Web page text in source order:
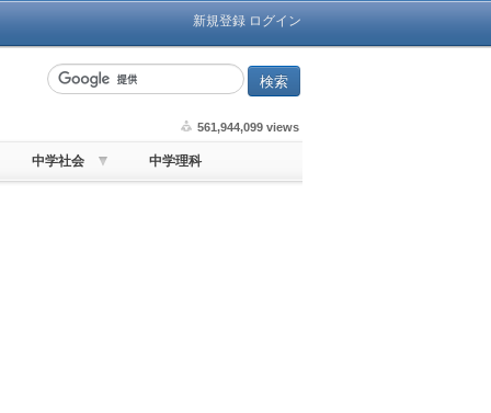
新規登録 ログイン
561,944,099 views
中学社会 中学理科